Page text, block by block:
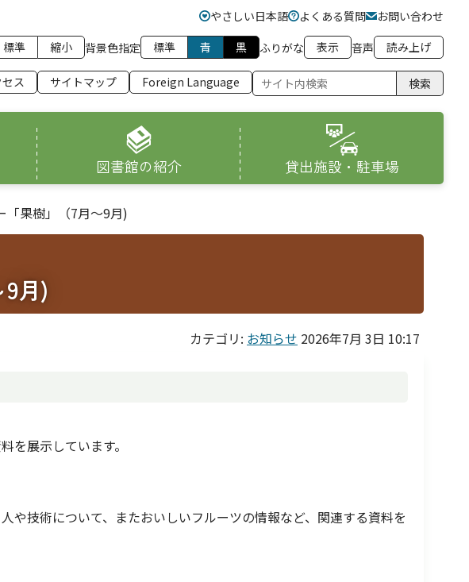
やさしい日本語 よくある質問
お問い合わせ
標準 縮小 背景色指定 標準 青 黒 ふりがな 表示 音声 読み上げ
ス サイトマップ Foreign Language 検索
図書館の紹介 貸出施設・駐車場
「果樹」（7月～9月)
月)
カテゴリ: お知らせ 2026年7月 3日 10:17
を展示しています。
や技術について、またおいしいフルーツの情報など、関連する資料を